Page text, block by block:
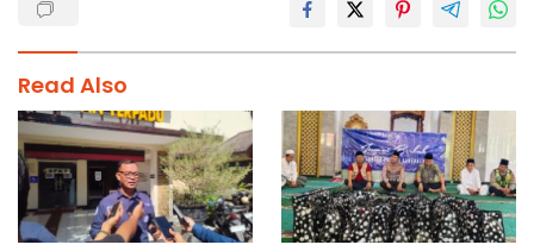
Read Also